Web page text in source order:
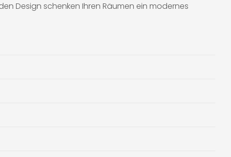
Design schenken Ihren Räumen ein modernes